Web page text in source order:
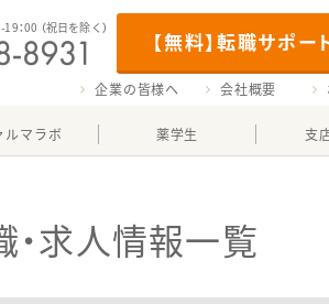
【無料】転職サポー
19：00 （祝日を除く）
企業の皆様へ 会社概要
ルマラボ 薬学生 支
求人情報一覧